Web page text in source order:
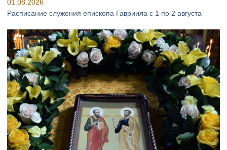
01.08.2026
Расписание служения епископа Гавриила с 1 по 2 августа